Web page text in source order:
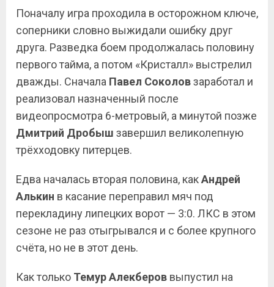
Поначалу игра проходила в осторожном ключе,
соперники словно выжидали ошибку друг
друга. Разведка боем продолжалась половину
первого тайма, а потом «Кристалл» выстрелил
дважды. Сначала Павел Соколовзаработал и
реализовал назначенный после
видеопросмотра 6-метровый, а минутой позже
Дмитрий Дробыш завершил великолепную
трёхходовку питерцев.
Едва началась вторая половина, какАндрей
Алькин в касание переправил мяч под
перекладину липецких ворот — 3:0. ЛКС в этом
сезоне не раз отыгрывался и с более крупного
счёта, но не в этот день.
Как только Темур Алекберов выпустил на